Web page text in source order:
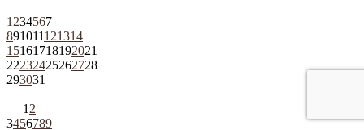
1 234567
891011121314
15161718192021
22232425262728
293031
1 2
3456789